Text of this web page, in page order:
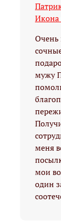
Икона
Очень
мужу
меня
мои
один